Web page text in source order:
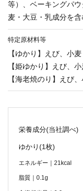
等）、ベーキングパ
麦・大豆・乳成分を含
特定原材料等
【ゆかり】えび、小麦
【姫ゆかり】えび、
【海老焼のり】えび
栄養成分(当社調べ)
ゆかり(1枚)
エネルギー｜21kcal
脂質｜0.1g